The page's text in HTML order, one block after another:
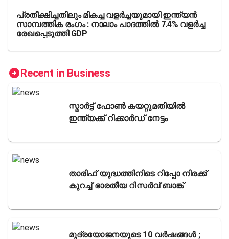
പ്രതീക്ഷിച്ചതിലും മികച്ച വളർച്ചയുമായി ഇന്ത്യൻ
സാമ്പത്തിക രംഗം : നാലാം പാദത്തിൽ 7.4% വളർച്ച
രേഖപ്പെടുത്തി GDP
Recent in Business
സ്മാർട്ട് ഫോൺ കയറ്റുമതിയിൽ
ഇന്ത്യക്ക് റിക്കാർഡ് നേട്ടം
താരിഫ് യുദ്ധത്തിനിടെ റിപ്പോ നിരക്ക്
കുറച്ച് ഭാരതീയ റിസർവ് ബാങ്ക്
മുദ്രയോജനയുടെ 10 വർഷങ്ങൾ ;